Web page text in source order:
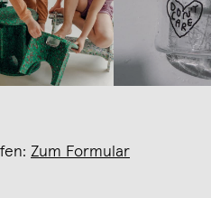
Zum Formular